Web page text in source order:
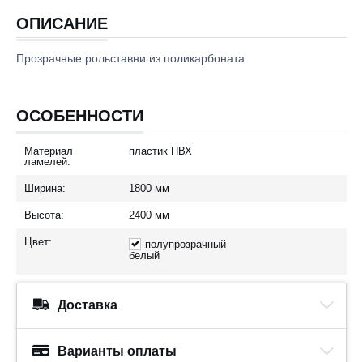
ОПИСАНИЕ
Прозрачные рольставни из поликарбоната
ОСОБЕННОСТИ
Материал
ламелей:
пластик ПВХ
Ширина: 1800 мм
Высота: 2400 мм
Цвет:
полупрозрачный
белый
Доставка
Варианты оплаты